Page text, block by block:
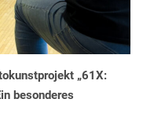
„61X:
besonderes